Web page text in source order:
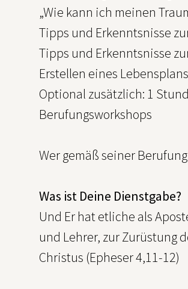
„Wie kann ich meinen
Tipps und Erkenntsnisse
Tipps und Erkenntsnisse
Erstellen eines
Optional zusätzlich: 1
Berufungsworkshops
Wer gemäß seiner
Was ist Deine Dienstgabe?
Und Er hat etliche als
und Lehrer, zur Zurüstung
Christus (Epheser 4,11-12)